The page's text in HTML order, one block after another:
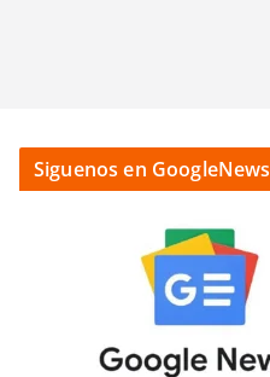
Siguenos en GoogleNews